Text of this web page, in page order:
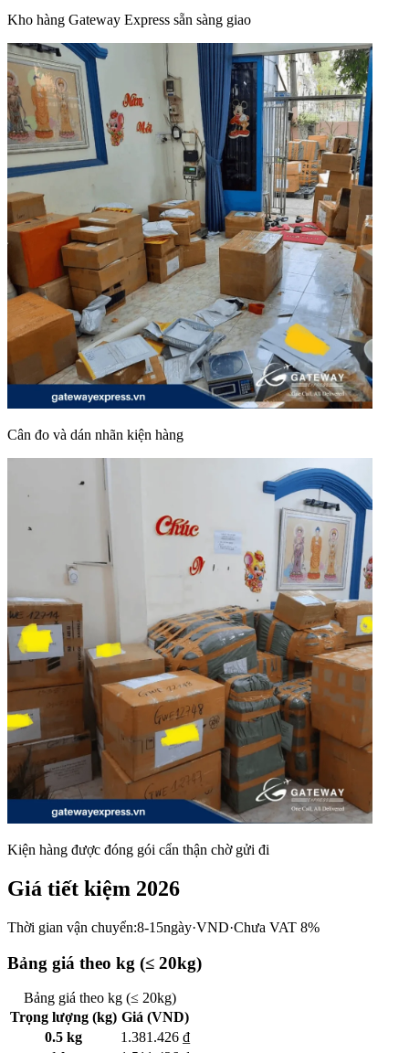
Kho hàng Gateway Express sẵn sàng giao
Cân đo và dán nhãn kiện hàng
Kiện hàng được đóng gói cẩn thận chờ gửi đi
Giá tiết kiệm 2026
Thời gian vận chuyển:8-15ngày·VND·Chưa VAT 8%
Bảng giá theo kg (≤ 20kg)
Bảng giá theo kg (≤ 20kg)
Trọng lượng (kg) Giá (VND)
0.5 kg
1.381.426 ₫